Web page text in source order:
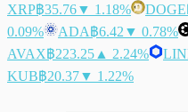
XRP฿35.76▼ 1.18% DOGE
0.09%
ADA฿6.42 ▼ 0.78%
AVAX฿223.25 ▲ 2.24%
KUB฿20.37▼ 1.22%